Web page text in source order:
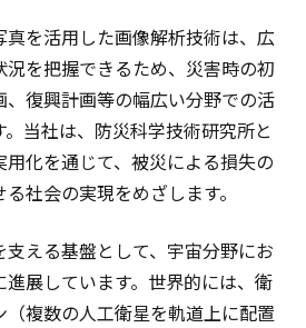
を活用した画像解析技術は、広
を把握できるため、災害時の初
復興計画等の幅広い分野での活
当社は、防災科学技術研究所と
化を通じて、被災による損失の
社会の実現をめざします。
支える基盤として、宇宙分野にお
展しています。世界的には、衛
複数の人工衛星を軌道上に配置